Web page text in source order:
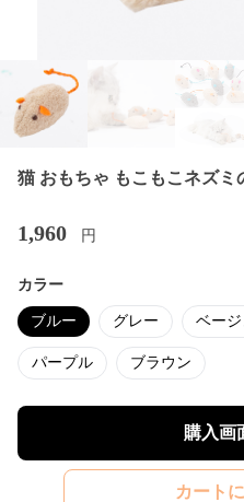
猫 おもちゃ もこもこネズミ
1,960 円
カラー
ブルー グレー ベージ
パープル ブラウン
購入画
カート